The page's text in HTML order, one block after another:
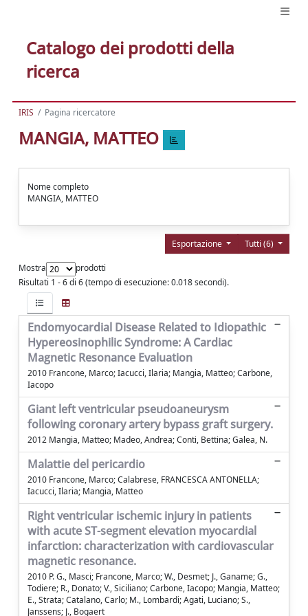
Catalogo dei prodotti della
ricerca
IRIS Pagina ricercatore
MANGIA, MATTEO
Nome completo
MANGIA, MATTEO
Tutti (6)
Esportazione
Mostra
prodotti
Risultati 1 - 6 di 6 (tempo di esecuzione: 0.018 secondi).
Endomyocardial Disease Related to Idiopathic
Hypereosinophilic Syndrome: A Cardiac
Magnetic Resonance Evaluation
2010 Francone, Marco; Iacucci, Ilaria; Mangia, Matteo; Carbone,
Iacopo
Giant left ventricular pseudoaneurysm
following coronary artery bypass graft surgery.
2012 Mangia, Matteo; Madeo, Andrea; Conti, Bettina; Galea, N.
Malattie del pericardio
2010 Francone, Marco; Calabrese, FRANCESCA ANTONELLA;
Iacucci, Ilaria; Mangia, Matteo
Right ventricular ischemic injury in patients
with acute ST-segment elevation myocardial
infarction: characterization with cardiovascular
magnetic resonance.
2010 P. G., Masci; Francone, Marco; W., Desmet; J., Ganame; G.,
Todiere; R., Donato; V., Siciliano; Carbone, Iacopo; Mangia, Matteo;
E., Strata; Catalano, Carlo; M., Lombardi; Agati, Luciano; S.,
Janssens; J., Bogaert